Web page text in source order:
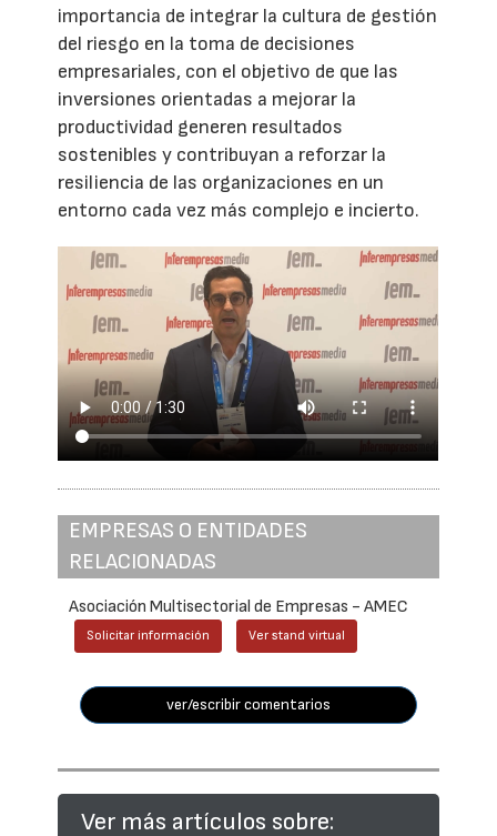
importancia de integrar la cultura de gestión
del riesgo en la toma de decisiones
empresariales, con el objetivo de que las
inversiones orientadas a mejorar la
productividad generen resultados
sostenibles y contribuyan a reforzar la
resiliencia de las organizaciones en un
entorno cada vez más complejo e incierto.
EMPRESAS O ENTIDADES
RELACIONADAS
Asociación Multisectorial de Empresas - AMEC
Solicitar información Ver stand virtual
ver/escribir comentarios
Ver más artículos sobre: